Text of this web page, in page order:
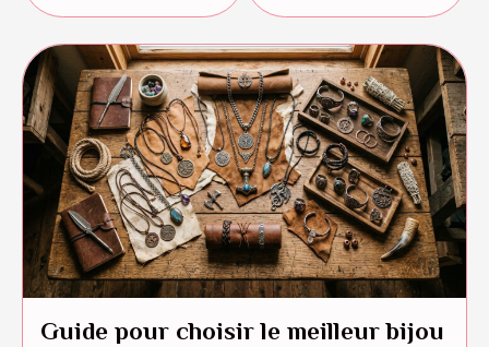
Guide pour choisir le meilleur bijou